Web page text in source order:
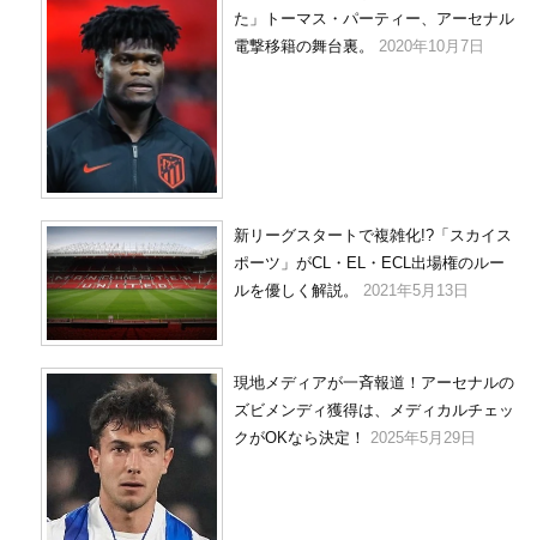
た」トーマス・パーティー、アーセナル
電撃移籍の舞台裏。
2020年10月7日
新リーグスタートで複雑化!?「スカイス
ポーツ」がCL・EL・ECL出場権のルー
ルを優しく解説。
2021年5月13日
現地メディアが一斉報道！アーセナルの
ズビメンディ獲得は、メディカルチェッ
クがOKなら決定！
2025年5月29日